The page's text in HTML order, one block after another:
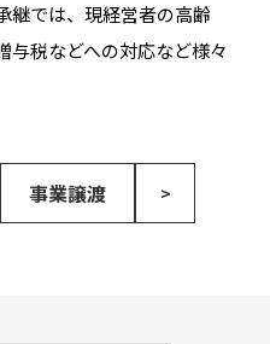
継では、現経営者の高齢
与税などへの対応など様々
事業譲渡 >